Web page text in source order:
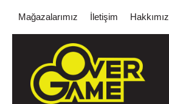
Mağazalarımız İletişim